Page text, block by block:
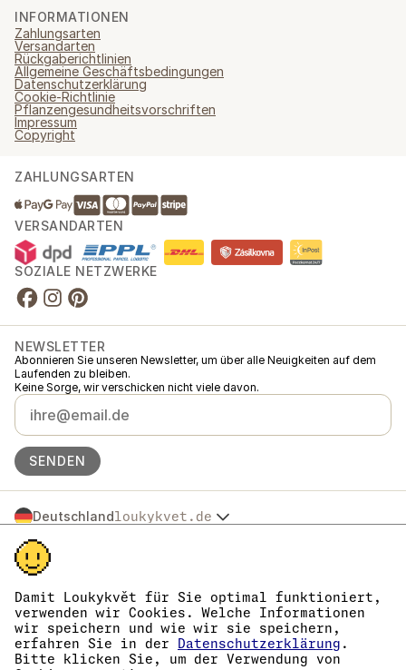
Damit Loukykvět für Sie optimal funktioniert,
verwenden wir Cookies. Welche Informationen
wir speichern und wie wir sie speichern,
erfahren Sie in der
Datenschutzerklärung .
Bitte klicken Sie, um der Verwendung von
INFORMATIONEN
Zahlungsarten
Versandarten
Rückgaberichtlinien
Allgemeine Geschäftsbedingungen
Datenschutzerklärung
Cookie-Richtlinie
Pflanzengesundheitsvorschriften
Impressum
Copyright
ZAHLUNGSARTEN
VERSANDARTEN
SOZIALE NETZWERKE
NEWSLETTER
Abonnieren Sie unseren Newsletter, um über alle Neuigkeiten auf dem
Laufenden zu bleiben.
Keine Sorge, wir verschicken nicht viele davon.
SENDEN
Deutschlandloukykvet.de
Česko
Slovensko
Polska
Österreich
France
België
Danmark
Eesti
© 2016 →
Loukykvět s.r.o. ist im Handelsregister beim Stadtgericht in Prag,
Wir sind am verbundenen Erfüllungssystem von EKO-KOM unter der
Nummer EKF00180493 beteiligt.
Wir verwenden die Registrierungsnummer 0636 zur Ausstellung von
Pflanzenpässen.
Unsere Firmennummer lautet 05663687, die USt-IdNr. ist CZ05663687.
Die Datenbox hat die ID eng827q.